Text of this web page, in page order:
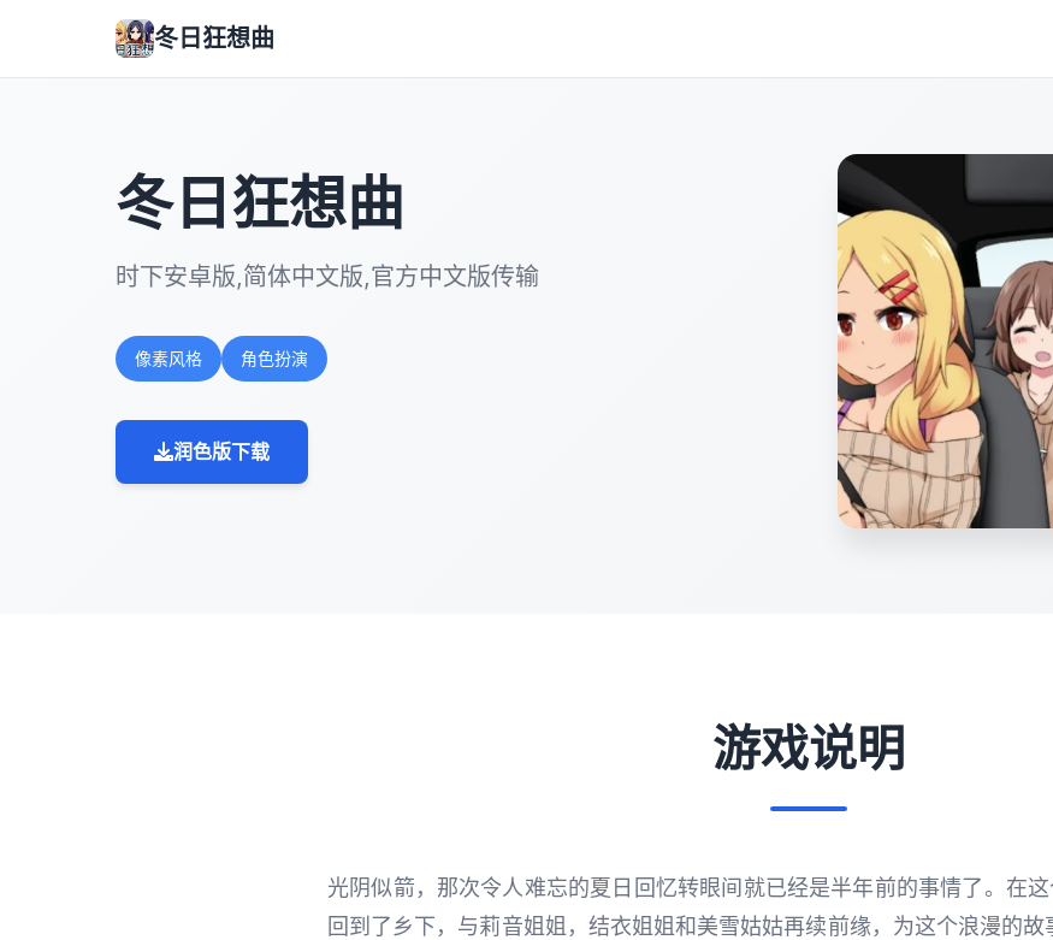
冬日狂想曲
冬日狂想曲
时下安卓版,简体中文版,官方中文版传输
像素风格 角色扮演
润色版下载
游戏说明
光阴似箭，那次令人难忘的夏日回忆转眼间就已经是半年前的事情了。在
回到了乡下，与莉音姐姐，结衣姐姐和美雪姑姑再续前缘，为这个浪漫的